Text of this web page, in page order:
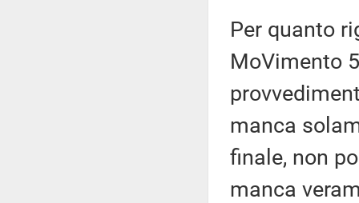
Per quanto
MoVimento
manca
finale, non
manca